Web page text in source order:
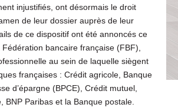
injustifiés, ont désormais le droit
de leur dossier auprès de leur
de ce dispositif ont été annoncés ce
bancaire française (FBF),
au sein de laquelle siègent
françaises : Crédit agricole, Banque
d’épargne (BPCE), Crédit mutuel,
BNP Paribas et la Banque postale.